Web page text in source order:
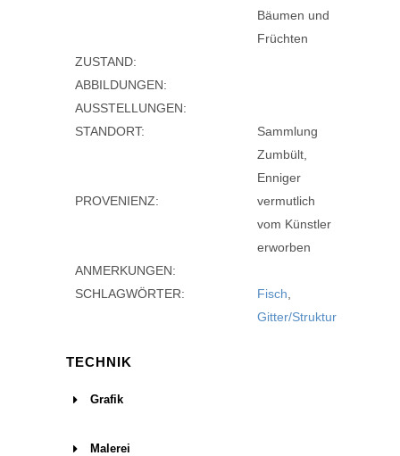
Bäumen und
Früchten
ZUSTAND:
ABBILDUNGEN:
AUSSTELLUNGEN:
STANDORT:
Sammlung
Zumbült,
Enniger
PROVENIENZ:
vermutlich
vom Künstler
erworben
ANMERKUNGEN:
SCHLAGWÖRTER:
Fisch
Gitter/Struktur
TECHNIK
Grafik
Malerei